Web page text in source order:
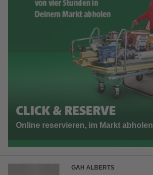
CLICK & RESERVE
Online reservieren, im Markt abholen
GAH ALBERTS